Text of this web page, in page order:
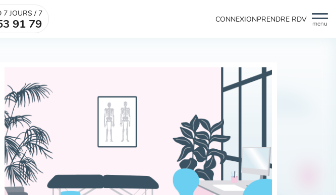
menu
7 JOURS / 7
91 79 CONNEXIONPRENDRE RDV